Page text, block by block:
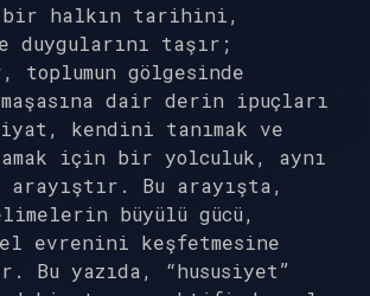
halkın tarihini,
duygularını taşır;
toplumun gölgesinde
dair derin ipuçları
kendini tanımak ve
için bir yolculuk, aynı
arayıştır. Bu arayışta,
büyülü gücü,
evrenini keşfetmesine
Bu yazıda, “hususiyet”